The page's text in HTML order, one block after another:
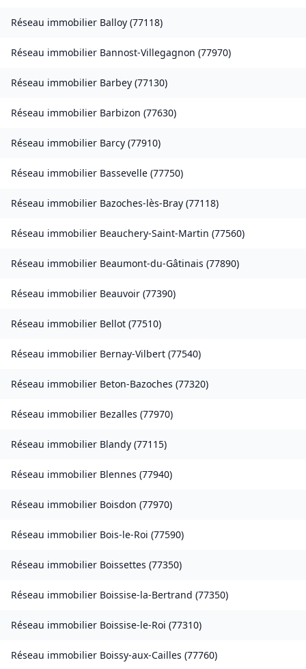
Réseau immobilier Balloy (77118)
Réseau immobilier Bannost-Villegagnon (77970)
Réseau immobilier Barbey (77130)
Réseau immobilier Barbizon (77630)
Réseau immobilier Barcy (77910)
Réseau immobilier Bassevelle (77750)
Réseau immobilier Bazoches-lès-Bray (77118)
Réseau immobilier Beauchery-Saint-Martin (77560)
Réseau immobilier Beaumont-du-Gâtinais (77890)
Réseau immobilier Beauvoir (77390)
Réseau immobilier Bellot (77510)
Réseau immobilier Bernay-Vilbert (77540)
Réseau immobilier Beton-Bazoches (77320)
Réseau immobilier Bezalles (77970)
Réseau immobilier Blandy (77115)
Réseau immobilier Blennes (77940)
Réseau immobilier Boisdon (77970)
Réseau immobilier Bois-le-Roi (77590)
Réseau immobilier Boissettes (77350)
Réseau immobilier Boissise-la-Bertrand (77350)
Réseau immobilier Boissise-le-Roi (77310)
Réseau immobilier Boissy-aux-Cailles (77760)